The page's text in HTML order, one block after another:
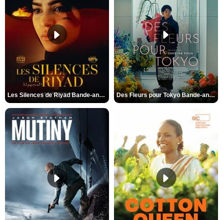
Les Silences de Riyad Bande-annonce VO STFR Des Fleurs pour Tokyo Bande-annonce VO STFR